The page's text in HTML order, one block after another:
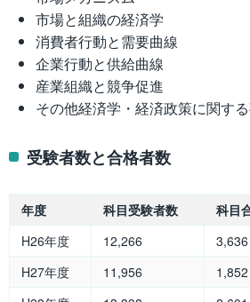
市場と組織の経済学
消費者行動と需要曲線
企業行動と供給曲線
産業組織と競争促進
その他経済学・経済政策に関す
受験者数と合格者数
年度 科目受験者数 科目
H26年度
12,266 3,636
H27年度
11,956 1,852